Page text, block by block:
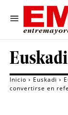
Euskadi
Inicio Euskadi
convertirse en